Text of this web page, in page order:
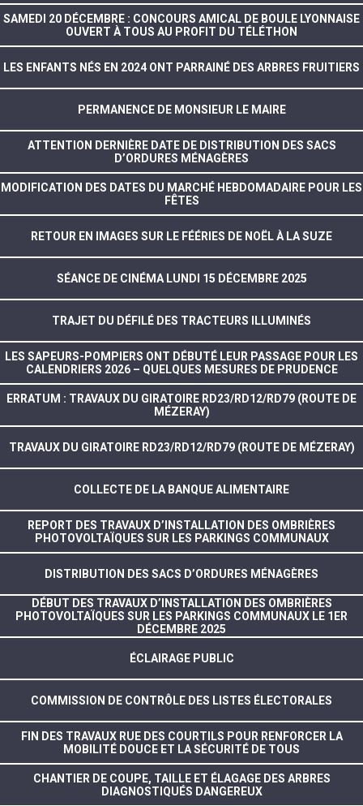
SAMEDI 20 DÉCEMBRE : CONCOURS AMICAL DE BOULE LYONNAISE
OUVERT À TOUS AU PROFIT DU TÉLÉTHON
LES ENFANTS NÉS EN 2024 ONT PARRAINÉ DES ARBRES FRUITIERS
PERMANENCE DE MONSIEUR LE MAIRE
ATTENTION DERNIÈRE DATE DE DISTRIBUTION DES SACS
D’ORDURES MÉNAGÈRES
MODIFICATION DES DATES DU MARCHÉ HEBDOMADAIRE POUR LES
FÊTES
RETOUR EN IMAGES SUR LE FÉÉRIES DE NOËL À LA SUZE
SÉANCE DE CINÉMA LUNDI 15 DÉCEMBRE 2025
TRAJET DU DÉFILÉ DES TRACTEURS ILLUMINÉS
LES SAPEURS-POMPIERS ONT DÉBUTÉ LEUR PASSAGE POUR LES
CALENDRIERS 2026 – QUELQUES MESURES DE PRUDENCE
ERRATUM : TRAVAUX DU GIRATOIRE RD23/RD12/RD79 (ROUTE DE
MÉZERAY)
TRAVAUX DU GIRATOIRE RD23/RD12/RD79 (ROUTE DE MÉZERAY)
COLLECTE DE LA BANQUE ALIMENTAIRE
REPORT DES TRAVAUX D’INSTALLATION DES OMBRIÈRES
PHOTOVOLTAÏQUES SUR LES PARKINGS COMMUNAUX
DISTRIBUTION DES SACS D’ORDURES MÉNAGÈRES
DÉBUT DES TRAVAUX D’INSTALLATION DES OMBRIÈRES
PHOTOVOLTAÏQUES SUR LES PARKINGS COMMUNAUX LE 1ER
DÉCEMBRE 2025
ÉCLAIRAGE PUBLIC
COMMISSION DE CONTRÔLE DES LISTES ÉLECTORALES
FIN DES TRAVAUX RUE DES COURTILS POUR RENFORCER LA
MOBILITÉ DOUCE ET LA SÉCURITÉ DE TOUS
CHANTIER DE COUPE, TAILLE ET ÉLAGAGE DES ARBRES
DIAGNOSTIQUÉS DANGEREUX